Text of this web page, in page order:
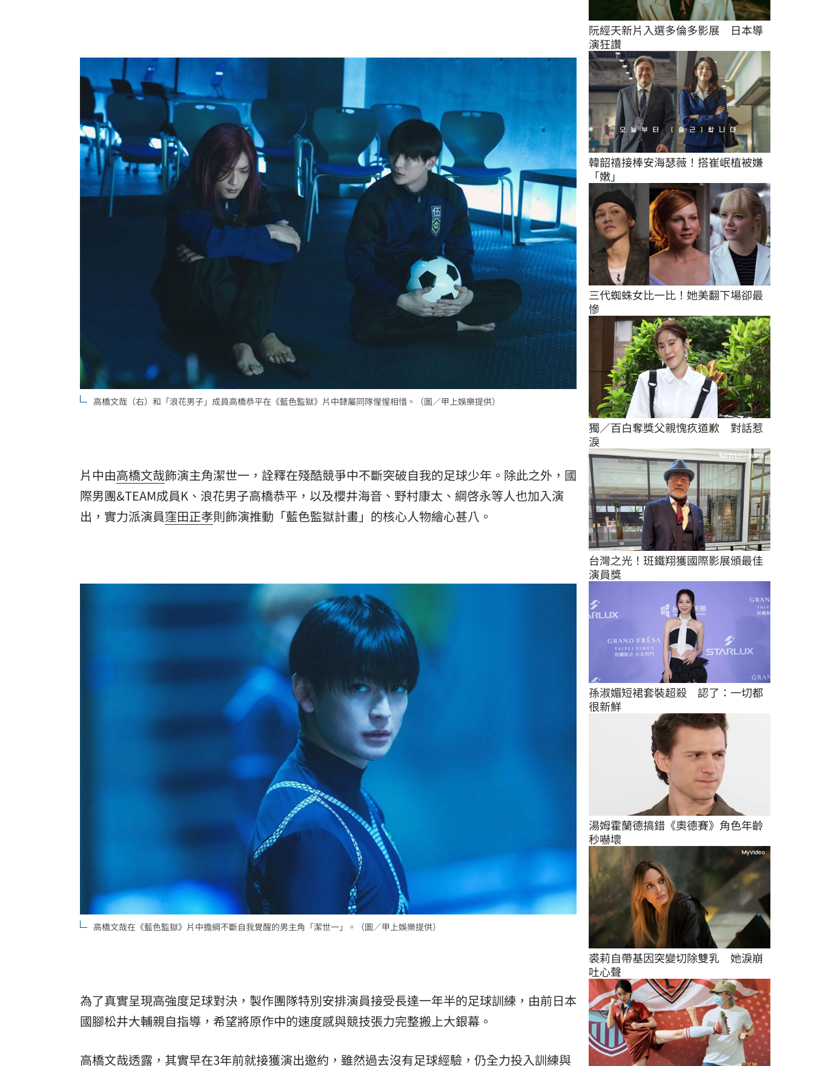
高橋文哉（右）和「浪花男子」成員高橋恭平在《藍色監獄》片中隸屬同隊惺惺相惜。（圖／甲上娛樂提供）
片中由高橋文哉飾演主角潔世一，詮釋在殘酷競爭中不斷突破自我的足球少年。除此之外，國
際男團&TEAM成員K、浪花男子高橋恭平，以及櫻井海音、野村康太、綱啓永等人也加入演
出，實力派演員窪田正孝則飾演推動「藍色監獄計畫」的核心人物繪心甚八。
高橋文哉在《藍色監獄》片中擔綱不斷自我覺醒的男主角「潔世一」。（圖／甲上娛樂提供）
為了真實呈現高強度足球對決，製作團隊特別安排演員接受長達一年半的足球訓練，由前日本
國腳松井大輔親自指導，希望將原作中的速度感與競技張力完整搬上大銀幕。
高橋文哉透露，其實早在3年前就接獲演出邀約，雖然過去沒有足球經驗，仍全力投入訓練與
阮經天新片入選多倫多影展　日本導
演狂讚
韓韶禧接棒安海瑟薇！搭崔岷植被嫌
「嫩」
三代蜘蛛女比一比！她美翻下場卻最
慘
獨／百白奪獎父親愧疚道歉　對話惹
淚
台灣之光！班鐵翔獲國際影展頒最佳
演員獎
孫淑媚短裙套裝超殺　認了：一切都
很新鮮
湯姆霍蘭德搞錯《奧德賽》角色年齡
秒嚇壞
裘莉自帶基因突變切除雙乳　她淚崩
吐心聲